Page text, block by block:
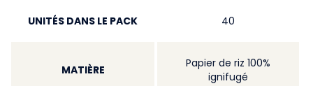
UNITÉS DANS LE PACK 40
MATIÈRE
Papier de riz 100%
ignifugé